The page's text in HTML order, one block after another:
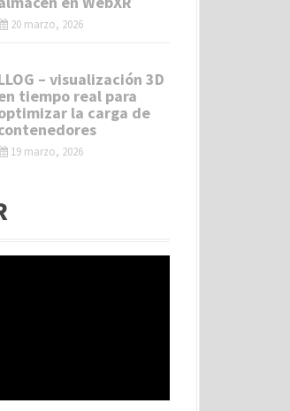
20 marzo, 2026
– visualización 3D
tiempo real para
la carga de
19 marzo, 2026